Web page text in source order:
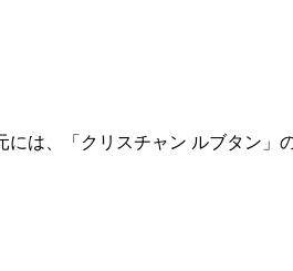
には、「クリスチャン ルブタン」